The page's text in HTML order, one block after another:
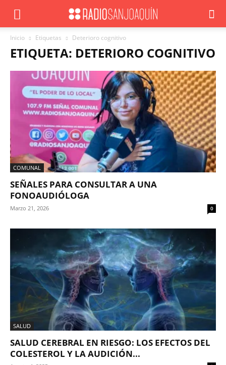
Inicio Etiquetas Deterioro cognitivo
ETIQUETA: DETERIORO COGNITIVO
COMUNAL
SEÑALES PARA CONSULTAR A UNA
FONOAUDIÓLOGA
Marzo 21, 2026 0
SALUD
SALUD CEREBRAL EN RIESGO: LOS EFECTOS DEL
COLESTEROL Y LA AUDICIÓN...